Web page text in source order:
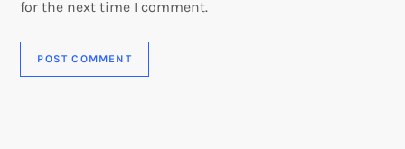
for the next time I comment.